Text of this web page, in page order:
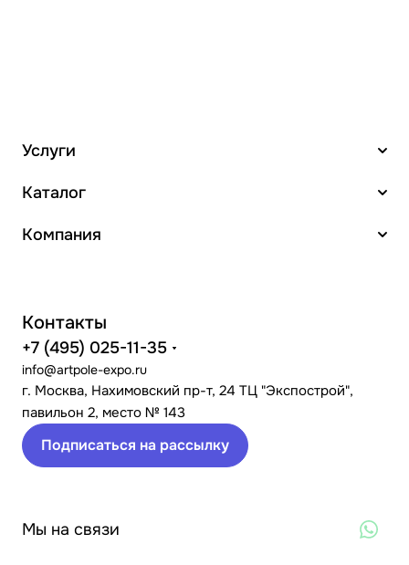
Услуги
Каталог
Компания
Контакты
+7 (495) 025-11-35
info@artpole-expo.ru
г. Москва, Нахимовский пр-т, 24 ТЦ "Экспострой",
павильон 2, место № 143
Подписаться на рассылку
Мы на связи